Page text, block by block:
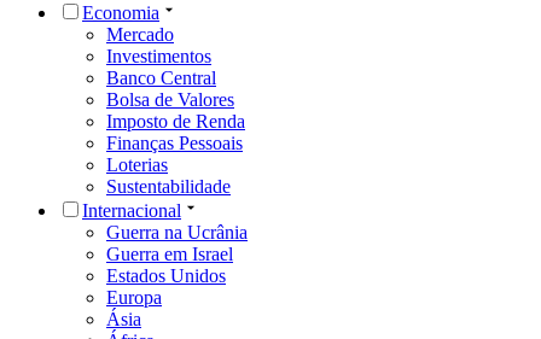
Economia
Mercado
Investimentos
Banco Central
Bolsa de Valores
Imposto de Renda
Finanças Pessoais
Loterias
Sustentabilidade
Internacional
Guerra na Ucrânia
Guerra em Israel
Estados Unidos
Europa
Ásia